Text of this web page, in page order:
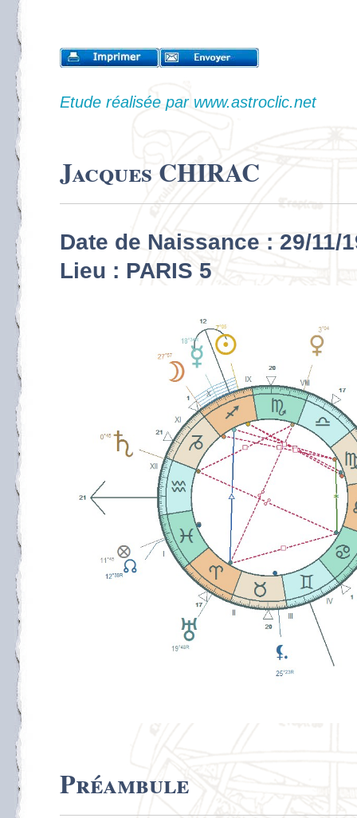
Etude réalisée par www.astroclic.net
Jacques CHIRAC
Date de Naissance : 29/11/
Lieu : PARIS 5
Préambule